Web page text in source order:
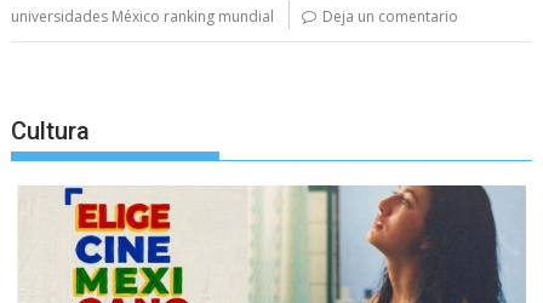
universidades México ranking mundial Deja un comentario
Cultura